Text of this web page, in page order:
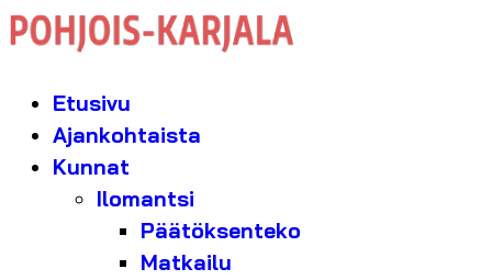
Etusivu
Ajankohtaista
Kunnat
Ilomantsi
Päätöksenteko
Matkailu